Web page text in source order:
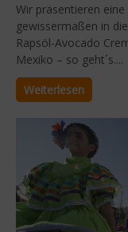
Wir präsentieren
gewissermaßen in
Rapsöl-Avocado
Mexiko – so geht´s....
Weiterlesen